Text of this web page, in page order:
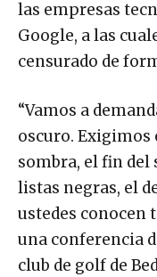
las empresas
Google, a las
censurado de
“Vamos a
oscuro.
sombra, el fin
listas negras, el
ustedes conocen
una conferencia
club de golf de